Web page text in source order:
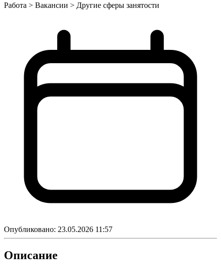
Работа > Вакансии > Другие сферы занятости
Опубликовано: 23.05.2026 11:57
Описание